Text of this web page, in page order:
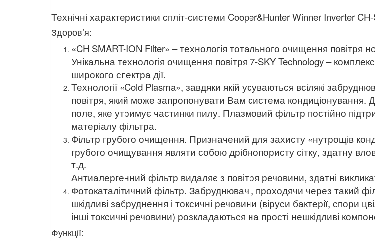
Технічні характеристики спліт-системи Cooper&Hunter Winner Inverter
Здоров’я:
«CH SMART-ION Filter» – технологія тотального очищення повітря
Унікальна технологія очищення повітря 7-SKY Technology –
широкого спектра дії.
Технології «Cold Plasma», завдяки якій усуваються всілякі
повітря, який може запропонувати Вам система кондиціонування.
поле, яке утримує частинки пилу. Плазмовий фільтр постійно
матеріалу фільтра.
Фільтр грубого очищення. Призначений для захисту «нутрощів
грубого очищування являти собою дрібнопористу сітку, здатну
т.д.
Антиалергенний фільтр видаляє з повітря речовини, здатні
Фотокаталітичний фільтр. Забруднювачі, проходячи через такий
шкідливі забруднення і токсичні речовини (віруси бактерії, спори
інші токсичні речовини) розкладаються на прості нешкідливі
Функції: